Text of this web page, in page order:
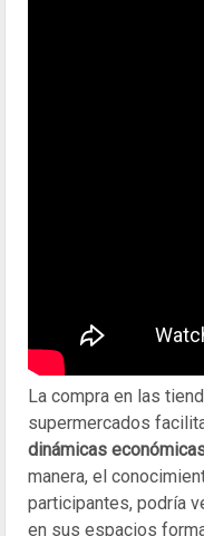
La compra en las
supermercados
dinámicas
manera, el
participantes, podría
en sus espacios